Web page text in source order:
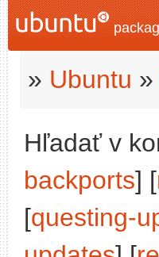
» Ubuntu »
Hľadať v
backports] [
[questing-